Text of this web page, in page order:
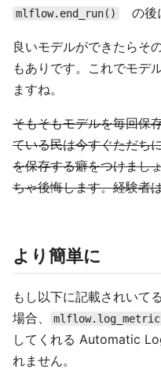
mlflow.end_run() の後
良いモデルができたらそ
もありです。これでモデ
ますね。
そもそもモデルを毎回保
ている民は今すぐただち
を保存する癖をつけまし
ちゃ後悔します。経験者
より簡単に
もし以下に記載されいて
場合、
mlflow.log_metric
してくれる Automatic
れません。